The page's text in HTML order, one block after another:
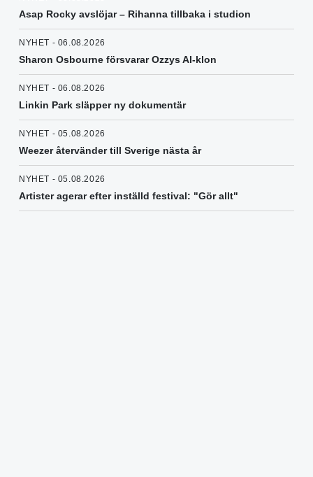
Asap Rocky avslöjar – Rihanna tillbaka i studion
NYHET - 06.08.2026
Sharon Osbourne försvarar Ozzys AI-klon
NYHET - 06.08.2026
Linkin Park släpper ny dokumentär
NYHET - 05.08.2026
Weezer återvänder till Sverige nästa år
NYHET - 05.08.2026
Artister agerar efter inställd festival: "Gör allt"